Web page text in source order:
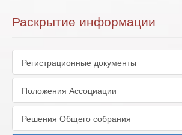
Раскрытие информации
Регистрационные документы
Положения Ассоциации
Решения Общего собрания